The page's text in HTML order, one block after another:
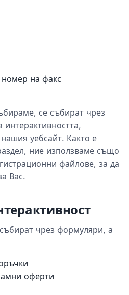
на факс
се събират чрез
уебсайт. Както е
ние използваме също
файлове, за да
Вас.
чрез формуляри, а
оферти